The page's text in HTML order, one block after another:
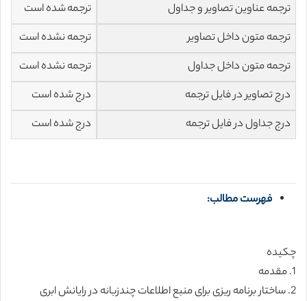
ترجمه عناوین تصاویر و جداول
ترجمه شده است
ترجمه متون داخل تصاویر
ترجمه نشده است
ترجمه متون داخل جداول
ترجمه نشده است
درج تصاویر در فایل ترجمه
درج شده است
درج جداول در فایل ترجمه
درج شده است
فهرست مطالب:
چکیده
1. مقدمه
2. ساختار برنامه ریزی برای منبع اطلاعات چندزبانه در رایانش ابری